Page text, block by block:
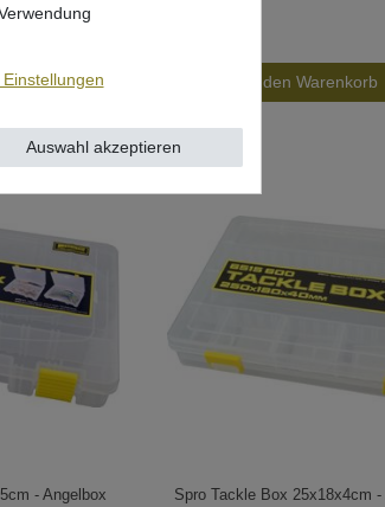
In den Warenkorb
- Angelbox Spro Tackle Box 25x18x4cm -
Auswahl akzeptieren